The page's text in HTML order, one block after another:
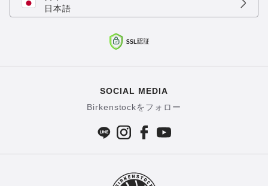
日本語
SOCIAL MEDIA
Birkenstockをフォロー